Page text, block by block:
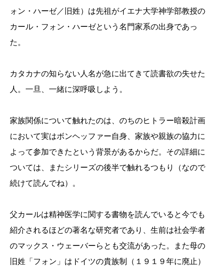
ォン・ハーゼ／旧姓）は先祖がイエナ大学神学部教授の
カール・フォン・ハーゼという名門家系の出身であっ
た。
カタカナの知らない人名が急に出てきて読書欲の失せた
人。一旦、一緒に深呼吸しよう。
家族関係について触れたのは、のちのヒトラー暗殺計画
において実はボンヘッファー自身、家族や親族の協力に
よって参加できたという背景があるからだ。その詳細に
ついては、またシリーズの後半で触れるつもり（なので
続けて読んでね）。
父カールは精神医学に関する書物を読んでいると今でも
紹介されるほどの著名な研究者であり、生前は社会学者
のマックス・ウェーバーらとも交流があった。また母の
旧姓「フォン」はドイツの貴族制（１９１９年に廃止）